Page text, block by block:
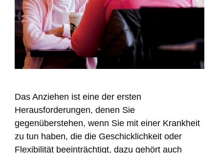
Das Anziehen ist eine der ersten
Herausforderungen, denen Sie
gegenüberstehen, wenn Sie mit einer Krankheit
zu tun haben, die die Geschicklichkeit oder
Flexibilität beeinträchtigt, dazu gehört auch